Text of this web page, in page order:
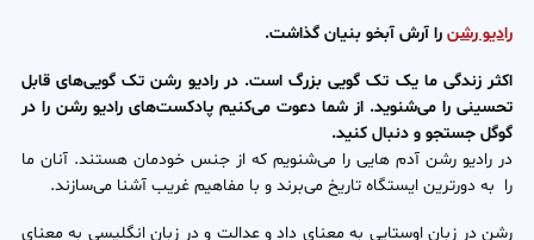
رادیو رشن را آرش آبخو بنیان گذاشت.
اکثر زندگی ما یک تک گویی بزرگ است. در رادیو رشن تک گویی‌‌‌های قابل
تحسینی را می‌شنوید. از شما دعوت می‌کنیم پادکست‌‌‌های رادیو رشن را در
گوگل جستجو و دنبال کنید.
در رادیو رشن آدم هایی را می‌شنویم که از جنس خودمان هستند. آنان ما
را به دورترین ایستگاه تاریخ می‌برند و با مفاهیم غریب آشنا می‌سازند.
رشن در زبان اوستایی به معنای داد و عدالت و در زبان انگلیسی به معنای